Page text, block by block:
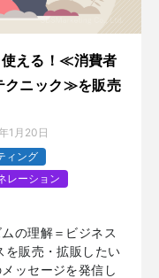
使える！≪消費者
クニック≫を販売
1月20日
ィング
レーション
の理解＝ビジネス
を販売・拡販したい
ッセージを発信し